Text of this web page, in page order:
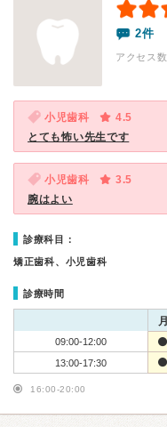
2件
アクセス
小児歯科
4.5
とても怖い先生です
小児歯科
3.5
腕はよい
診療科目：
矯正歯科、小児歯科
診療時間
月
09:00-12:00
13:00-17:30
16:00-20:00